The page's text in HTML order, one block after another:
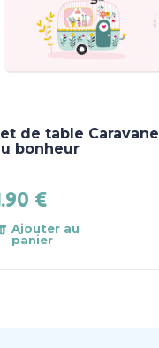
de table Caravane
bonheur
€
Ajouter au
panier